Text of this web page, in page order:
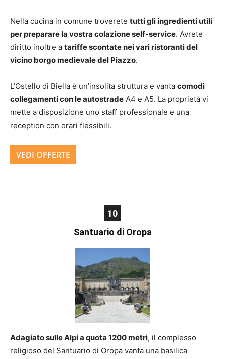
Nella cucina in comune troverete tutti gli ingredienti utili
per preparare la vostra colazione self-service. Avrete
diritto inoltre a tariffe scontate nei vari ristoranti del
vicino borgo medievale del Piazzo.
L’Ostello di Biella è un’insolita struttura e vanta comodi
collegamenti con le autostrade A4 e A5. La proprietà vi
mette a disposizione uno staff professionale e una
reception con orari flessibili.
VEDI OFFERTE
10
Santuario di Oropa
Adagiato sulle Alpi a quota 1200 metri, il complesso
religioso del Santuario di Oropa vanta una basilica